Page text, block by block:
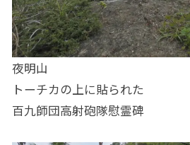
夜明山
トーチカの上に貼られた
百九師団高射砲隊慰霊碑